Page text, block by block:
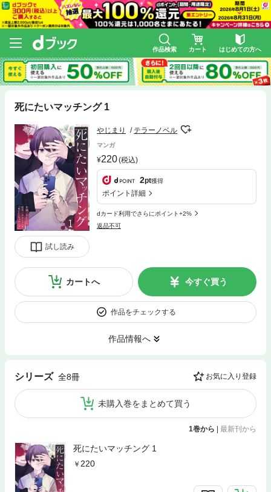
作品検索 カート はじめての方へ
死にたいマッチング 1
試し読み
やじまり テラーノベル
マンガ
220(税込)
2pt獲得
ポイント詳細
dカード利用でさらにポイント+2%
返品不可
カートへ 今すぐ買う
作品をチェックする
作品情報へ
シリーズ 全8冊 お気に入り登録
未購入巻をまとめて買う
1巻から | 最新刊から
死にたいマッチング 1
220